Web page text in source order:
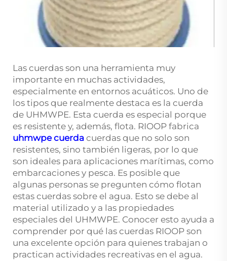
Las cuerdas son una herramienta muy
importante en muchas actividades,
especialmente en entornos acuáticos. Uno de
los tipos que realmente destaca es la cuerda
de UHMWPE. Esta cuerda es especial porque
es resistente y, además, flota. RIOOP fabrica
uhmwpe cuerda cuerdas que no solo son
resistentes, sino también ligeras, por lo que
son ideales para aplicaciones marítimas, como
embarcaciones y pesca. Es posible que
algunas personas se pregunten cómo flotan
estas cuerdas sobre el agua. Esto se debe al
material utilizado y a las propiedades
especiales del UHMWPE. Conocer esto ayuda a
comprender por qué las cuerdas RIOOP son
una excelente opción para quienes trabajan o
practican actividades recreativas en el agua.